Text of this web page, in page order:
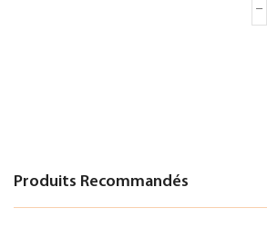
Produits Recommandés